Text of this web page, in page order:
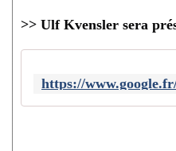
>> Ulf Kvensler sera